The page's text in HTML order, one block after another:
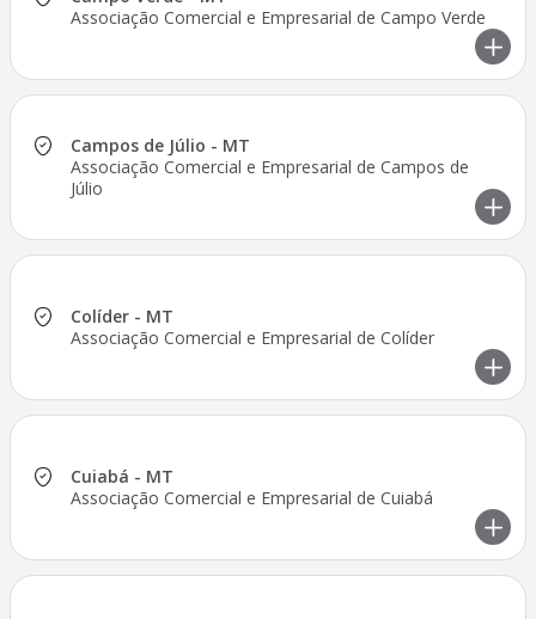
Associação Comercial e Empresarial de Campo Verde
Campos de Júlio - MT
Associação Comercial e Empresarial de Campos de
Júlio
Colíder - MT
Associação Comercial e Empresarial de Colíder
Cuiabá - MT
Associação Comercial e Empresarial de Cuiabá